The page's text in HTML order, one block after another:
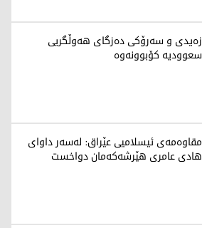
زەیدی و سەرۆکی دەزگای هەوڵگریی
سعوودیە کۆبوونەوە
مقاوەمەی ئیسلامیی عێراق: لەسەر داوای
هادی عامری هێرشەکەمان دواخست